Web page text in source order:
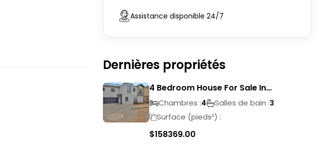
Assistance disponible 24/7
Dernières propriétés
4 Bedroom House For Sale In
Magalieskruin
Chambres :4 Salles de bain :3
Surface (pieds²) :
$158369.00